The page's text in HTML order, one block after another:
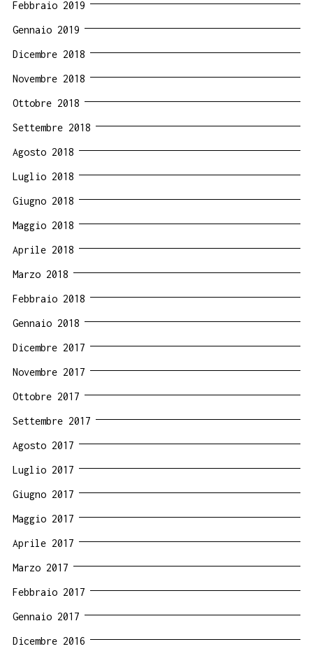
Febbraio 2019
Gennaio 2019
Dicembre 2018
Novembre 2018
Ottobre 2018
Settembre 2018
Agosto 2018
Luglio 2018
Giugno 2018
Maggio 2018
Aprile 2018
Marzo 2018
Febbraio 2018
Gennaio 2018
Dicembre 2017
Novembre 2017
Ottobre 2017
Settembre 2017
Agosto 2017
Luglio 2017
Giugno 2017
Maggio 2017
Aprile 2017
Marzo 2017
Febbraio 2017
Gennaio 2017
Dicembre 2016